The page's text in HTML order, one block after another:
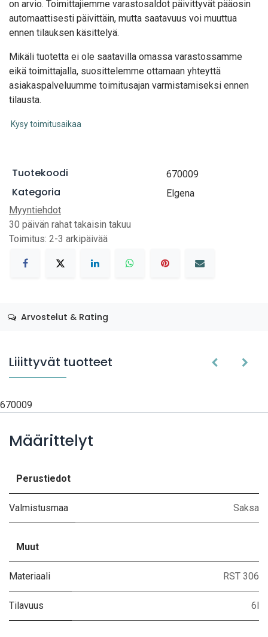
on arvio. Toimittajiemme varastosaldot päivittyvät pääosin
automaattisesti päivittäin, mutta saatavuus voi muuttua
ennen tilauksen käsittelyä.
Mikäli tuotetta ei ole saatavilla omassa varastossamme
eikä toimittajalla, suosittelemme ottamaan yhteyttä
asiakaspalveluumme toimitusajan varmistamiseksi ennen
tilausta.
Kysy toimitusaikaa
Tuotekoodi 670009
Kategoria
Elgena
Myyntiehdot
30 päivän rahat takaisin takuu
Toimitus: 2-3 arkipäivää
Arvostelut & Rating
Liiittyvät tuotteet
670009
Määrittelyt
Perustiedot
Valmistusmaa Saksa
Muut
Materiaali RST 306
Tilavuus 6l